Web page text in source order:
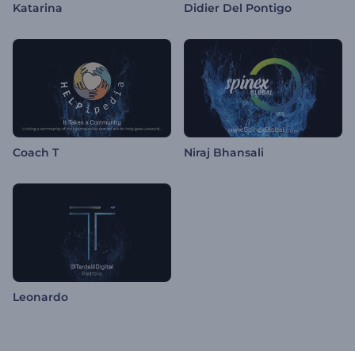
Katarina Didier Del Pontigo
Coach T Niraj Bhansali
Leonardo